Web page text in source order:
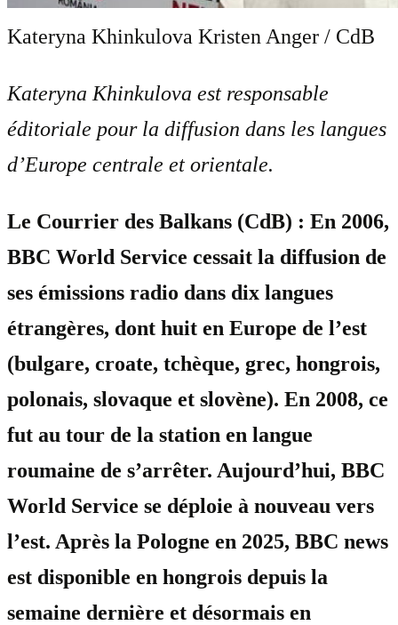
Kateryna Khinkulova Kristen Anger / CdB
Kateryna Khinkulova est responsable
éditoriale pour la diffusion dans les langues
d’Europe centrale et orientale.
Le Courrier des Balkans (CdB) : En 2006,
BBC World Service cessait la diffusion de
ses émissions radio dans dix langues
étrangères, dont huit en Europe de l’est
(bulgare, croate, tchèque, grec, hongrois,
polonais, slovaque et slovène). En 2008, ce
fut au tour de la station en langue
roumaine de s’arrêter. Aujourd’hui, BBC
World Service se déploie à nouveau vers
l’est. Après la Pologne en 2025, BBC news
est disponible en hongrois depuis la
semaine dernière et désormais en